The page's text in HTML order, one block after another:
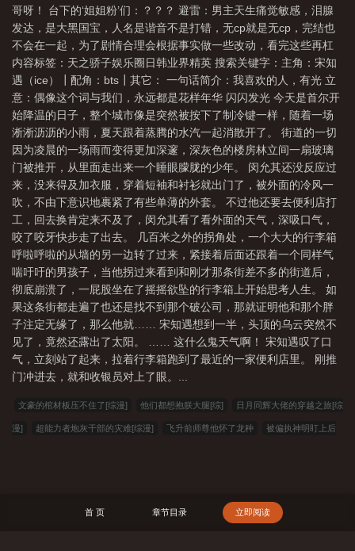
哥呀！ 台下的‘姐姐粉’们：？？？ 避雷：男主天生痛觉敏感，泪腺
发达，是大黑国宝，人名是谐音不是打错，无cp就是无cp，完结也
不会在一起，为了剧情合理会根据事实做一些改动，看完这些再杠
内容标签：天之骄子娱乐圈日韩业界精英 搜索关键字：主角：宋知
遇（ice）┃配角：bts┃其它： 一句话简介：我喜欢的人，有光 立
意：偶像这个词与我们，永远都是花样年华 闪闪发光 今天是首尔开
始降温的日子，整个城市像是突然被按下了制冷键一样，随着一场
淅淅沥沥的小雨，夏天跟着蒸腾的水汽一起消散开了。 街道的一切
因为凌晨的一场雨而变得更加深邃，深灰色的楼房林立间一扇玻璃
门被推开，从里面走出来一个睡眼朦胧的少年。 闵允其还没反应过
来，没来得及加衣服，穿着短袖和衬衫就出门了，被外面的冷风一
吹，不由下意识地裹紧了有些单薄的外套。 不过他还要去便利店打
工，回去换肯定来不及了，闵允其看了看外面的天气，深吸口气，
咬了咬牙快步走了出去。 几百米之外的拐角处，一个大大的行李箱
呼啦呼啦的从墙的另一边转了过来，紧接着后面还跟着一个同样气
喘吁吁的男孩子，当他拐过来看到和刚才那条街差不多的街道后，
彻底崩溃了，一屁股坐在了摇摇欲坠的行李箱上开始思考人生。 如
果这条街都走遍了也还是找不到那个破公司，那就证明他和那个胖
子注定无缘了，那么他就…… 宋知遇想到一半，头顶的乌云突然不
见了，竟然还露出了太阳。 …… 这什么鬼天气啊！ 宋知遇叹了口
气，立刻站了起来，拉着行李箱跑到了最近的一家便利店里。 刚推
门冲进去，就和收银员对上了眼。...
文豪的棺材板压不住了[综漫] 他们都想抱朕大腿[综] 日月同辉大佬的穿越之旅[综
漫] 超能力者炮灰干部的灾难[综漫] 飞升前师尊他怀了龙种 被偏执神明盯上后
炮灰总被迫成为团宠 理想型 完结+番外 天生反骨[快穿]
首 页 章节目录 立即阅读